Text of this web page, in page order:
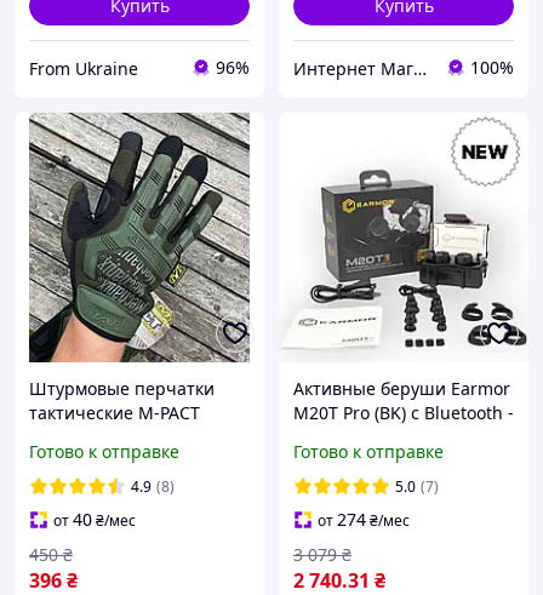
Купить
From Ukraine 96%
Купить
Интернет Магазин «ОКЕЙ» 100%
Штурмовые перчатки
тактические M-PACT
размеры M-ХЛ
полнопалые армейские
перчати ВСУ
Готово к отправке
4.9 (8)
от40₴/мес
396₴
450 ₴
Активные беруши Earmor
M20T Pro (BK) с Bluetooth -
наушники (беруши) на
военную каску шлем
Готово к отправке
5.0 (7)
от274₴/мес
2 740.31 ₴
3 079 ₴